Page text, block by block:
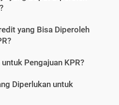
yang Bisa Diperoleh
Pengajuan KPR?
Diperlukan untuk